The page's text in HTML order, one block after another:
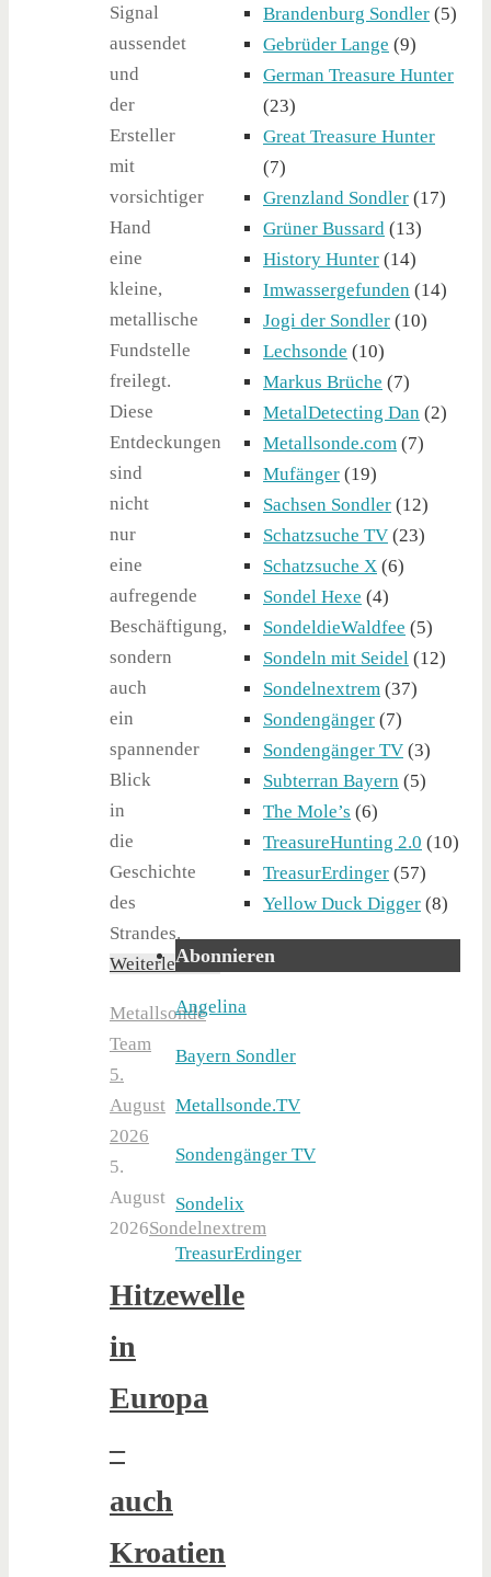
Signal
aussendet
und
der
Ersteller
mit
vorsichtiger
Hand
eine
kleine,
metallische
Fundstelle
freilegt.
Diese
Entdeckungen
sind
nicht
nur
eine
aufregende
Beschäftigung,
sondern
auch
ein
spannender
Blick
in
die
Geschichte
des
Strandes.
Weiterlesen…
Metallsonde
Team
5.
August
2026
5.
August
2026Sondelnextrem
Hitzewelle
in
Europa
–
auch
Kroatien
Brandenburg Sondler (5)
Gebrüder Lange (9)
German Treasure Hunter
(23)
Great Treasure Hunter
(7)
Grenzland Sondler (17)
Grüner Bussard (13)
History Hunter (14)
Imwassergefunden (14)
Jogi der Sondler (10)
Lechsonde (10)
Markus Brüche (7)
MetalDetecting Dan (2)
Metallsonde.com (7)
Mufänger (19)
Sachsen Sondler (12)
Schatzsuche TV (23)
Schatzsuche X (6)
Sondel Hexe (4)
SondeldieWaldfee (5)
Sondeln mit Seidel (12)
Sondelnextrem (37)
Sondengänger (7)
Sondengänger TV (3)
Subterran Bayern (5)
The Mole’s (6)
TreasureHunting 2.0 (10)
TreasurErdinger (57)
Yellow Duck Digger (8)
Abonnieren
Angelina
Bayern Sondler
Metallsonde.TV
Sondengänger TV
Sondelix
TreasurErdinger